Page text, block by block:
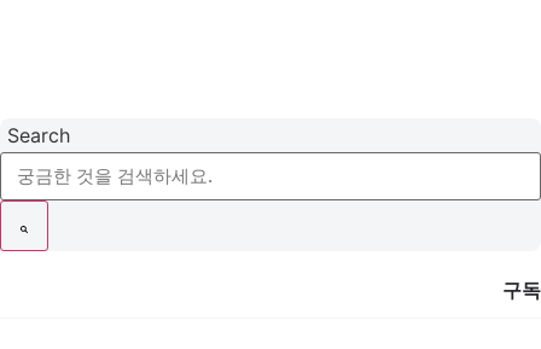
건
뛰
Search
구독